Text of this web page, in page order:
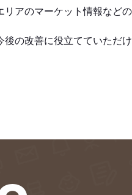
アのマーケット情報など
の改善に役立てていただけ